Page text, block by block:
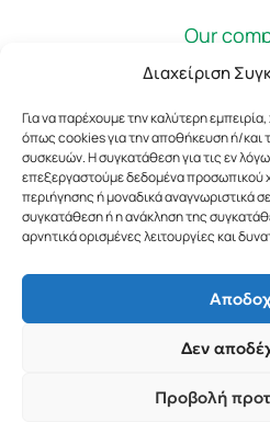
Διαχείριση
Για να παρέχουμε την καλύτερη
όπως cookies για την αποθήκευση ή/και
συσκευών. Η συγκατάθεση για τις εν
επεξεργαστούμε δεδομένα
περιήγησης ή μοναδικά αναγνωριστικά
συγκατάθεση ή η ανάκληση της
αρνητικά ορισμένες λειτουργίες και
Δεν
Προβολή
Our
Rice
News